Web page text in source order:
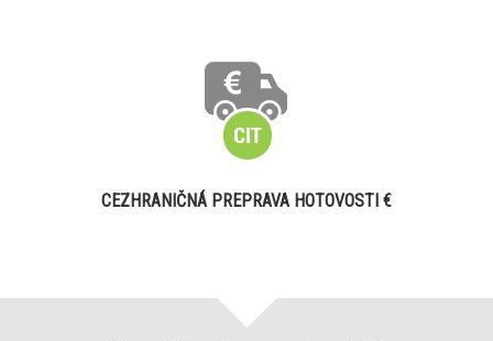
CEZHRANIČNÁ PREPRAVA HOTOVOSTI €